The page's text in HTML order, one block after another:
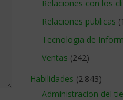
Relaciones con los
Relaciones publicas
Tecnologia de
Ventas (242)
Habilidades (2.843)
Administracion del